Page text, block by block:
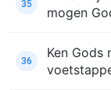
35
mogen
36
Ken Gods